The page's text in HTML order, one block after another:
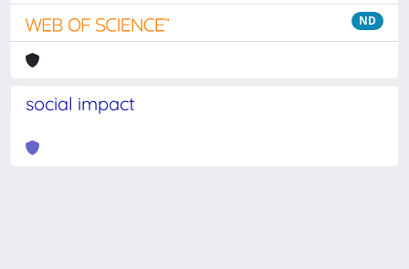
ND
social impact